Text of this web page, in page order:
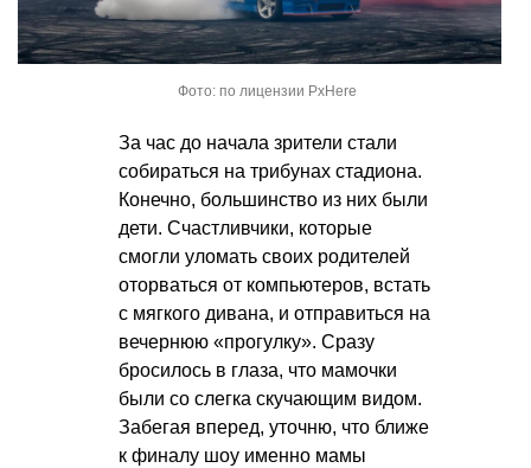
Фото: по лицензии PxHere
За час до начала зрители стали
собираться на трибунах стадиона.
Конечно, большинство из них были
дети. Счастливчики, которые
смогли уломать своих родителей
оторваться от компьютеров, встать
с мягкого дивана, и отправиться на
вечернюю «прогулку». Сразу
бросилось в глаза, что мамочки
были со слегка скучающим видом.
Забегая вперед, уточню, что ближе
к финалу шоу именно мамы